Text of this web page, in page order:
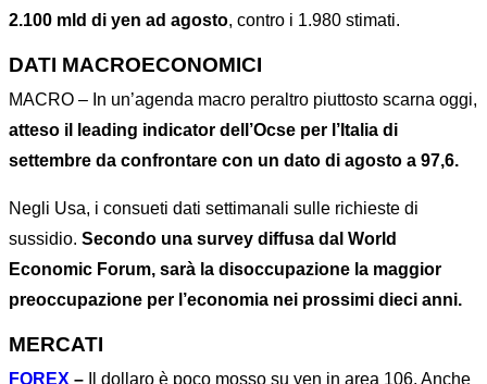
2.100 mld di yen ad agosto, contro i 1.980 stimati.
DATI MACROECONOMICI
MACRO – In un’agenda macro peraltro piuttosto scarna oggi,
atteso il leading indicator dell’Ocse per l’Italia di
settembre da confrontare con un dato di agosto a 97,6.
Negli Usa, i consueti dati settimanali sulle richieste di
sussidio. Secondo una survey diffusa dal World
Economic Forum, sarà la disoccupazione la maggior
preoccupazione per l’economia nei prossimi dieci anni.
MERCATI
FOREX – Il dollaro è poco mosso su yen in area 106. Anche